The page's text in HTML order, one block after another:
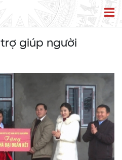
trợ giúp người